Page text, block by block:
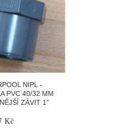
NIPL -
PVC 40/32 MM
ZÁVIT 1"
Kč